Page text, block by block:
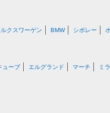
クスワーゲン BMW シボレー
ューブ エルグランド マーチ ミラ